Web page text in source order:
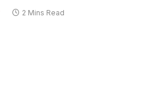
2 Mins Read